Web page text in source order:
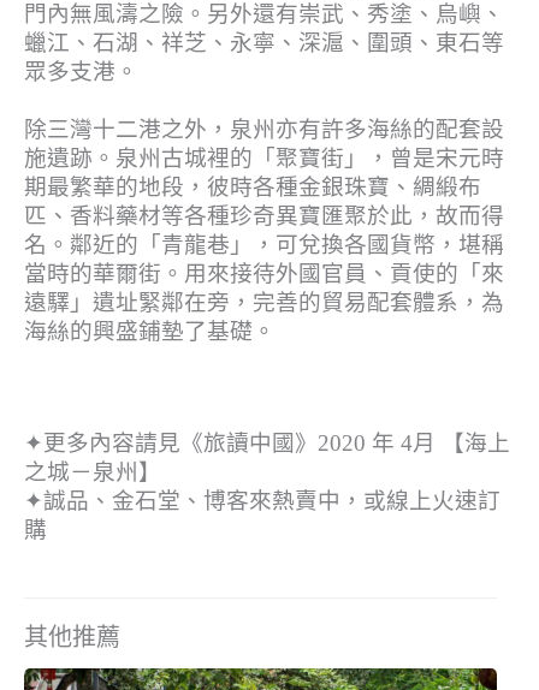
門內無風濤之險。另外還有崇武、秀塗、烏嶼、
蠟江、石湖、祥芝、永寧、深滬、圍頭、東石等
眾多支港。
除三灣十二港之外，泉州亦有許多海絲的配套設
施遺跡。泉州古城裡的「聚寶街」，曾是宋元時
期最繁華的地段，彼時各種金銀珠寶、綢緞布
匹、香料藥材等各種珍奇異寶匯聚於此，故而得
名。鄰近的「青龍巷」，可兌換各國貨幣，堪稱
當時的華爾街。用來接待外國官員、貢使的「來
遠驛」遺址緊鄰在旁，完善的貿易配套體系，為
海絲的興盛鋪墊了基礎。
✦更多內容請見《旅讀中國》2020 年 4月 【海上
之城－泉州】
✦誠品、金石堂、博客來熱賣中，或線上火速訂
購
其他推薦